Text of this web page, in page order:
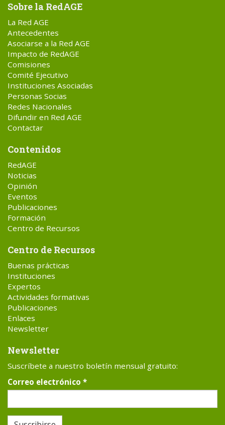
Sobre la RedAGE
La Red AGE
Antecedentes
Asociarse a la Red AGE
Impacto de RedAGE
Comisiones
Comité Ejecutivo
Instituciones Asociadas
Personas Socias
Redes Nacionales
Difundir en Red AGE
Contactar
Contenidos
RedAGE
Noticias
Opinión
Eventos
Publicaciones
Formación
Centro de Recursos
Centro de Recursos
Buenas prácticas
Instituciones
Expertos
Actividades formativas
Publicaciones
Enlaces
Newsletter
Newsletter
Suscríbete a nuestro boletín mensual gratuito:
Correo electrónico *